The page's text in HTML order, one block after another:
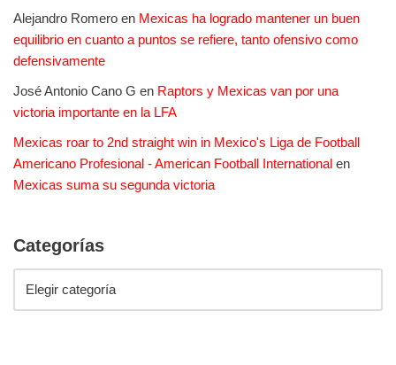
Alejandro Romero en Mexicas ha logrado mantener un buen
equilibrio en cuanto a puntos se refiere, tanto ofensivo como
defensivamente
José Antonio Cano G en Raptors y Mexicas van por una
victoria importante en la LFA
Mexicas roar to 2nd straight win in Mexico's Liga de Football
Americano Profesional - American Football International en
Mexicas suma su segunda victoria
Categorías